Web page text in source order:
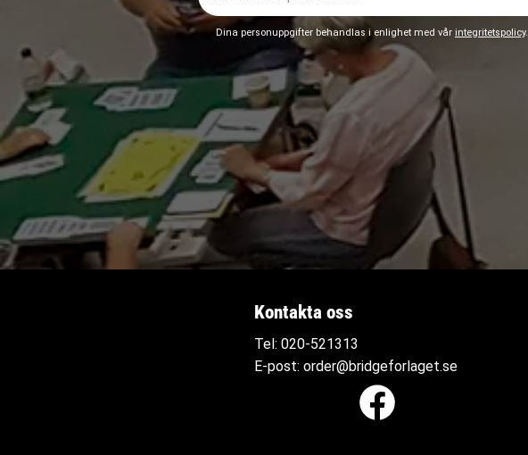
Dina personuppgifter behandlas i enlighet med vår integritetspolicy.
Kontakta oss
Tel:020-521313
E-post:order@bridgeforlaget.se